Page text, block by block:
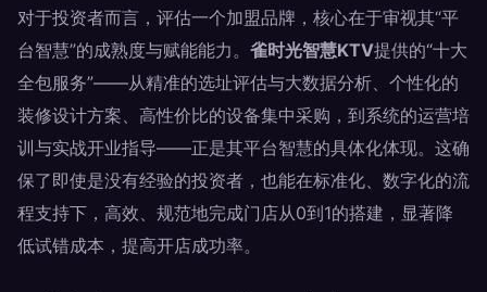
对于投资者而言，评估一个加盟品牌，核心在于审视其“平
台智慧”的成熟度与赋能能力。 雀时光智慧KTV提供的“十大
全包服务”——从精准的选址评估与大数据分析、个性化的
装修设计方案、高性价比的设备集中采购，到系统的运营培
训与实战开业指导——正是其平台智慧的具体化体现。这确
保了即使是没有经验的投资者，也能在标准化、数字化的流
程支持下，高效、规范地完成门店从0到1的搭建，显著降
低试错成本，提高开店成功率。